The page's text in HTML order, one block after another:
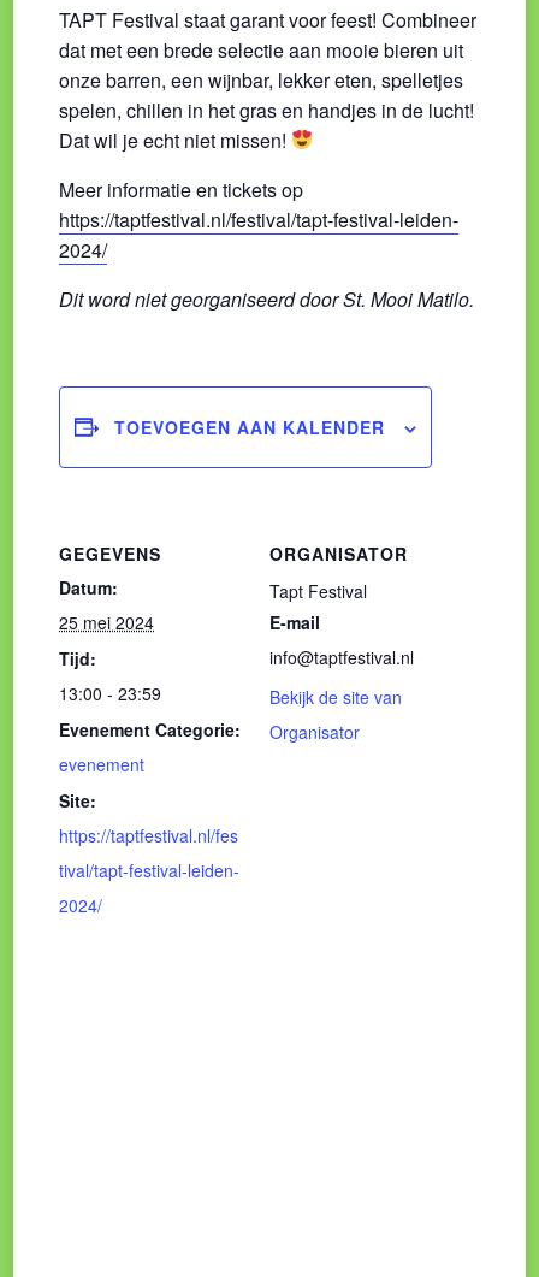
TAPT Festival staat garant voor feest! Combineer
dat met een brede selectie aan mooie bieren uit
onze barren, een wijnbar, lekker eten, spelletjes
spelen, chillen in het gras en handjes in de lucht!
Dat wil je echt niet missen!
Meer informatie en tickets op
https://taptfestival.nl/festival/tapt-festival-leiden-
2024/
Dit word niet georganiseerd door St. Mooi Matilo.
TOEVOEGEN AAN KALENDER
GEGEVENS
Datum:
25 mei 2024
Tijd:
13:00 - 23:59
Evenement Categorie:
evenement
Site:
https://taptfestival.nl/fes
tival/tapt-festival-leiden-
2024/
ORGANISATOR
Tapt Festival
E-mail
info@taptfestival.nl
Bekijk de site van
Organisator